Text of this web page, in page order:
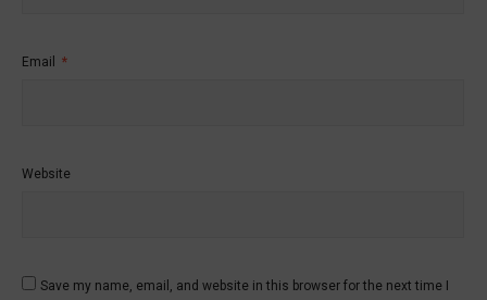
Email *
Website
Save my name, email, and website in this browser for the next time I